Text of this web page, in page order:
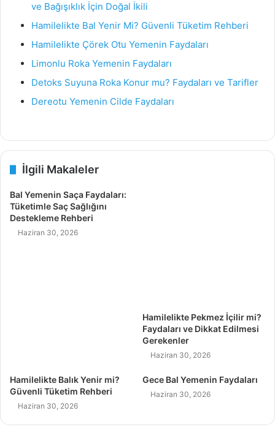
ve Bağışıklık İçin Doğal İkili
Hamilelikte Bal Yenir Mi? Güvenli Tüketim Rehberi
Hamilelikte Çörek Otu Yemenin Faydaları
Limonlu Roka Yemenin Faydaları
Detoks Suyuna Roka Konur mu? Faydaları ve Tarifler
Dereotu Yemenin Cilde Faydaları
İlgili Makaleler
Bal Yemenin Saça Faydaları:
Tüketimle Saç Sağlığını
Destekleme Rehberi
Haziran 30, 2026
Hamilelikte Pekmez İçilir mi?
Faydaları ve Dikkat Edilmesi
Gerekenler
Haziran 30, 2026
Hamilelikte Balık Yenir mi?
Güvenli Tüketim Rehberi
Haziran 30, 2026
Gece Bal Yemenin Faydaları
Haziran 30, 2026